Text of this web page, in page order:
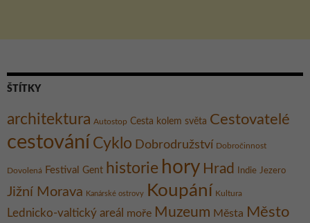
ŠTÍTKY
architektura Autostop Cesta kolem světa Cestovatelé
cestování Cyklo Dobrodružství Dobročinnost
Dovolená Festival Gent historie hory Hrad Indie Jezero
Jižní Morava Kanárské ostrovy Koupání Kultura
Lednicko-valtický areál moře Muzeum Města Město